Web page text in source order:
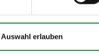
Auswahl erlauben
(Chat, Telefon oder E-Mail).
oderFahrgestellnummer.